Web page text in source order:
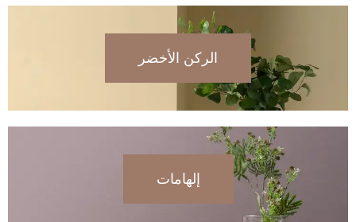
الركن الأخضر
إلهامات